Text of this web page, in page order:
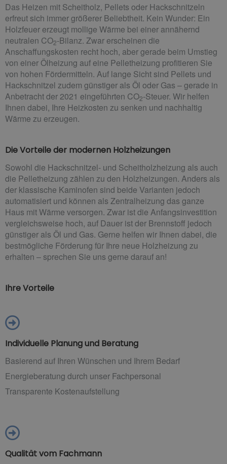
Das Heizen mit Scheitholz, Pellets oder Hackschnitzeln
erfreut sich immer größerer Beliebtheit. Kein Wunder: Ein
Holzfeuer erzeugt mollige Wärme bei einer annähernd
neutralen CO2-Bilanz. Zwar erscheinen die
Anschaffungskosten recht hoch, aber gerade beim Umstieg
von einer Ölheizung auf eine Pelletheizung profitieren Sie
von hohen Fördermitteln. Auf lange Sicht sind Pellets und
Hackschnitzel zudem günstiger als Öl oder Gas – gerade in
Anbetracht der 2021 eingeführten CO2-Steuer. Wir helfen
Ihnen dabei, Ihre Heizkosten zu senken und nachhaltig
Wärme zu erzeugen.
Die Vorteile der modernen Holzheizungen
Sowohl die Hackschnitzel- und Scheitholzheizung als auch
die Pelletheizung zählen zu den Holzheizungen. Anders als
der klassische Kaminofen sind beide Varianten jedoch
automatisiert und können als Zentralheizung das ganze
Haus mit Wärme versorgen. Zwar ist die Anfangsinvestition
vergleichsweise hoch, auf Dauer ist der Brennstoff jedoch
günstiger als Öl und Gas. Gerne helfen wir Ihnen dabei, die
bestmögliche Förderung für Ihre neue Holzheizung zu
erhalten – sprechen Sie uns gerne darauf an!
Ihre Vorteile
Individuelle Planung und Beratung
Basierend auf Ihren Wünschen und Ihrem Bedarf
Energieberatung durch unser Fachpersonal
Transparente Kostenaufstellung
Qualität vom Fachmann